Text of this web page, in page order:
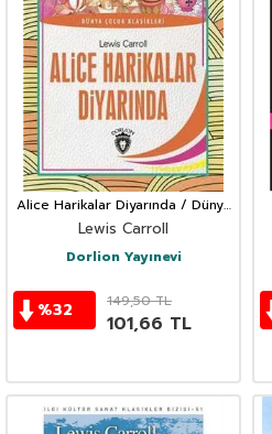
Alice Harikalar Diyarında / Dünya
Çocuk Klasikleri (7-12 Yaş)
Lewis Carroll
Dorlion Yayınevi
%32 149,50TL
101,66 TL